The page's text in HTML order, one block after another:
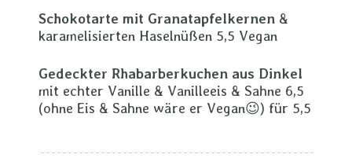
Schokotarte mit Granatapfelkernen &
karamelisierten Haselnüßen 5,5 Vegan
Gedeckter Rhabarberkuchen aus Dinkel
mit echter Vanille & Vanilleeis & Sahne 6,5
(ohne Eis & Sahne wäre er Vegan😉) für 5,5